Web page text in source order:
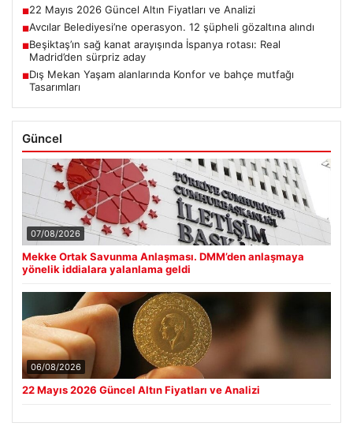
■22 Mayıs 2026 Güncel Altın Fiyatları ve Analizi
■Avcılar Belediyesi’ne operasyon. 12 şüpheli gözaltına alındı
■Beşiktaş’ın sağ kanat arayışında İspanya rotası: Real
Madrid’den sürpriz aday
■Dış Mekan Yaşam alanlarında Konfor ve bahçe mutfağı
Tasarımları
Güncel
07/08/2026
Mekke Ortak Savunma Anlaşması. DMM’den anlaşmaya
yönelik iddialara yalanlama geldi
06/08/2026
22 Mayıs 2026 Güncel Altın Fiyatları ve Analizi